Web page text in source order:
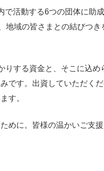
活動する6つの団体に助
域の皆さまとの結びつ
する資金と、そこに込め
す。出資していただく
す。
めに。皆様の温かいご支